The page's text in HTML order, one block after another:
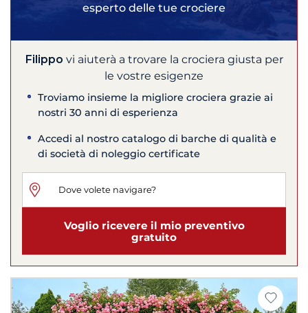
esperto delle tue crociere
Filippo vi aiuterà a trovare la crociera giusta per
le vostre esigenze
Troviamo insieme la migliore crociera grazie ai
nostri 30 anni di esperienza
Accedi al nostro catalogo di barche di qualità e
di società di noleggio certificate
Voglio ricevere il mio preventivo
gratuito